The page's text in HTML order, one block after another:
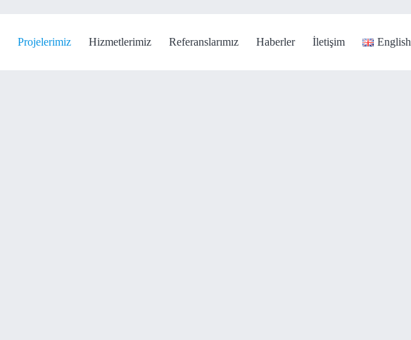
Projelerimiz Hizmetlerimiz Referanslarımız Haberler İletişim English